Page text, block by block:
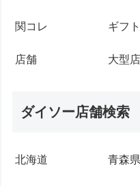
関コレ ギフト
店舗 大型店
ダイソー店舗検索
北海道 青森県